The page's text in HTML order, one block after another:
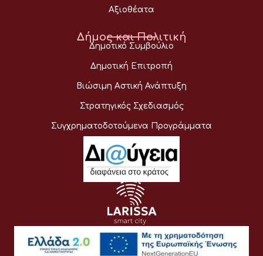
Αξιοθέατα
Δήμος και Πολιτική
Δημοτικό Συμβούλιο
Δημοτική Επιτροπή
Βιώσιμη Αστική Ανάπτυξη
Στρατηγικός Σχεδιασμός
Συγχρηματοδοτούμενα Προγράμματα